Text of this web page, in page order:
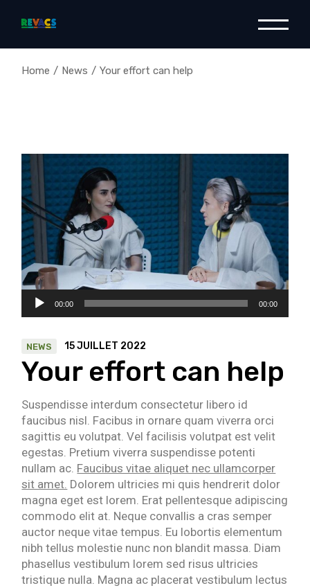
Home News Your effort can help
Lecteur
audio
00:00 00:00
NEWS 15 JUILLET 2022
Your effort can help
Suspendisse interdum consectetur libero id
faucibus nisl. Facibus in ornare quam viverra orci
sagittis eu volutpat. Vel facilisis volutpat est velit
egestas. Pretium viverra suspendisse potenti
nullam ac. Faucibus vitae aliquet nec ullamcorper
sit amet. Dolorem ultricies mi quis hendrerit dolor
magna eget est lorem. Erat pellentesque adipiscing
commodo elit at. Neque convallis a cras semper
auctor neque vitae tempus. Eu lobortis elementum
nibh tellus molestie nunc non blandit massa. Diam
phasellus vestibulum lorem sed risus ultricies
tristique nulla. Magna ac placerat vestibulum lectus